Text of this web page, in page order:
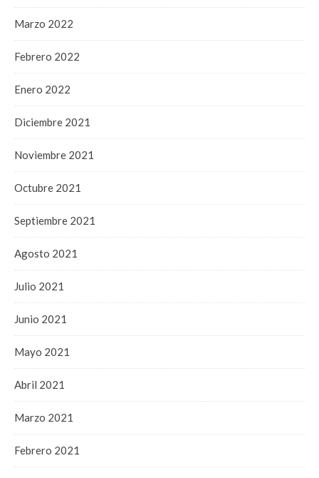
Marzo 2022
Febrero 2022
Enero 2022
Diciembre 2021
Noviembre 2021
Octubre 2021
Septiembre 2021
Agosto 2021
Julio 2021
Junio 2021
Mayo 2021
Abril 2021
Marzo 2021
Febrero 2021